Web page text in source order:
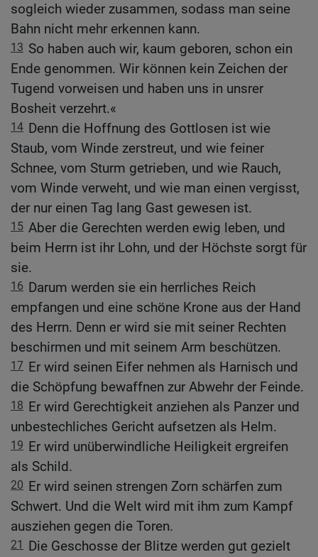
sogleich wieder zusammen, sodass man seine
Bahn nicht mehr erkennen kann.
13 So haben auch wir, kaum geboren, schon ein
Ende genommen. Wir können kein Zeichen der
Tugend vorweisen und haben uns in unsrer
Bosheit verzehrt.«
14 Denn die Hoffnung des Gottlosen ist wie
Staub, vom Winde zerstreut, und wie feiner
Schnee, vom Sturm getrieben, und wie Rauch,
vom Winde verweht, und wie man einen vergisst,
der nur einen Tag lang Gast gewesen ist.
15 Aber die Gerechten werden ewig leben, und
beim Herrn ist ihr Lohn, und der Höchste sorgt für
sie.
16 Darum werden sie ein herrliches Reich
empfangen und eine schöne Krone aus der Hand
des Herrn. Denn er wird sie mit seiner Rechten
beschirmen und mit seinem Arm beschützen.
17 Er wird seinen Eifer nehmen als Harnisch und
die Schöpfung bewaffnen zur Abwehr der Feinde.
18 Er wird Gerechtigkeit anziehen als Panzer und
unbestechliches Gericht aufsetzen als Helm.
19 Er wird unüberwindliche Heiligkeit ergreifen
als Schild.
20 Er wird seinen strengen Zorn schärfen zum
Schwert. Und die Welt wird mit ihm zum Kampf
ausziehen gegen die Toren.
21 Die Geschosse der Blitze werden gut gezielt